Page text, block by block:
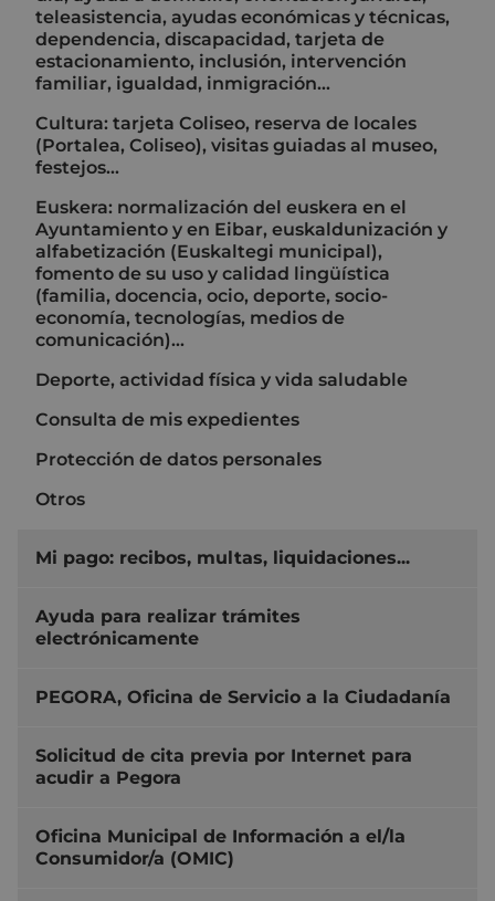
teleasistencia, ayudas económicas y técnicas,
dependencia, discapacidad, tarjeta de
estacionamiento, inclusión, intervención
familiar, igualdad, inmigración...
Cultura: tarjeta Coliseo, reserva de locales
(Portalea, Coliseo), visitas guiadas al museo,
festejos...
Euskera: normalización del euskera en el
Ayuntamiento y en Eibar, euskaldunización y
alfabetización (Euskaltegi municipal),
fomento de su uso y calidad lingüística
(familia, docencia, ocio, deporte, socio-
economía, tecnologías, medios de
comunicación)...
Deporte, actividad física y vida saludable
Consulta de mis expedientes
Protección de datos personales
Otros
Mi pago: recibos, multas, liquidaciones...
Ayuda para realizar trámites
electrónicamente
PEGORA, Oficina de Servicio a la Ciudadanía
Solicitud de cita previa por Internet para
acudir a Pegora
Oficina Municipal de Información a el/la
Consumidor/a (OMIC)